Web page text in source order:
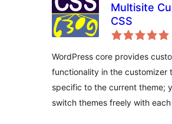
Multisite
CSS
WordPress core provides
functionality in the customizer
specific to the current theme;
switch themes freely with